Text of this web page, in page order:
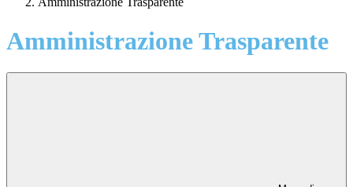
Amministrazione Trasparente